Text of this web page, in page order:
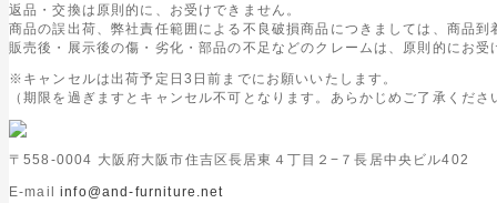
返品・交換は原則的に、お受けできません。
商品の誤出荷、弊社責任範囲による不良破損商品につきましては、商品
販売後・展示後の傷・劣化・部品の不足などのクレームは、原則的にお受
※キャンセルは出荷予定日3日前までにお願いいたします。
（期限を過ぎますとキャンセル不可となります。あらかじめご了承くださ
〒558-0004 大阪府大阪市住吉区長居東４丁目２−７長居中央ビル402
E-mailinfo@and-furniture.net